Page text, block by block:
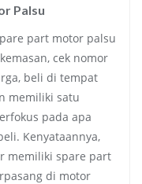
Palsu
part motor palsu
cek nomor
beli di tempat
memiliki satu
pada apa
Kenyataannya,
memiliki spare part
di motor